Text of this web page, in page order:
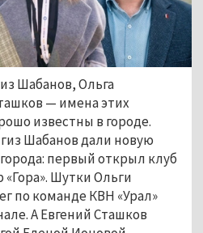
Шабанов, Ольга
— имена этих
известны в городе.
Шабанов дали новую
первый открыл клуб
Шутки Ольги
по команде КВН «Урал»
А Евгений Сташков